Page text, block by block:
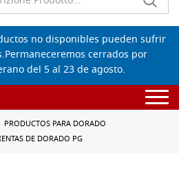
no disponibles pueden sufrir
cerrados por
del 5 al 23 de agosto.
PRODUCTOS PARA DORADO
DE DORADO PG